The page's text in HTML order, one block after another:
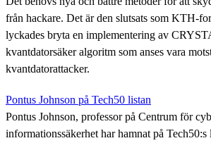
från hackare. Det är den slutsats som KTH-
lyckades bryta en implementering av
kvantdatorsäker algoritm som anses vara
kvantdatorattacker.
Pontus Johnson på Tech50 listan
Pontus Johnson, professor på Centrum för
informationssäkerhet har hamnat på Tech50:s